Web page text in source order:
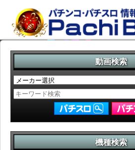
動画検索
機種検索